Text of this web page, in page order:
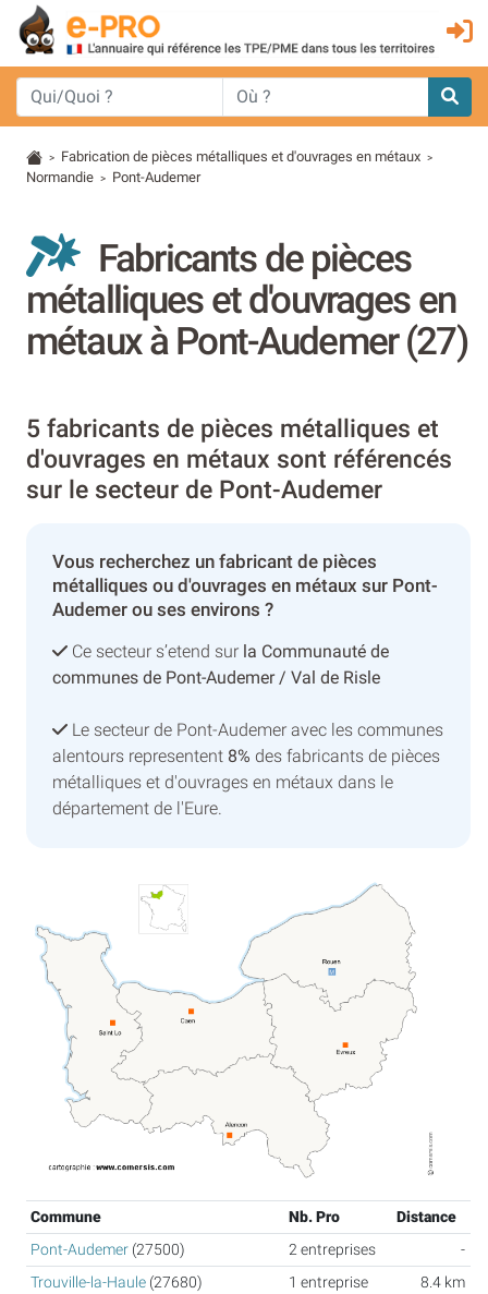
> Fabrication de pièces métalliques et d'ouvrages en métaux >
Normandie > Pont-Audemer
Fabricants de pièces
métalliques et d'ouvrages en
métaux à Pont-Audemer (27)
5 fabricants de pièces métalliques et
d'ouvrages en métaux sont référencés
sur le secteur de Pont-Audemer
Vous recherchez un fabricant de pièces
métalliques ou d'ouvrages en métaux sur Pont-
Audemer ou ses environs ?
Ce secteur s’etend sur la Communauté de
communes de Pont-Audemer / Val de Risle
Le secteur de Pont-Audemer avec les communes
alentours representent 8% des fabricants de pièces
métalliques et d'ouvrages en métaux dans le
département de l'Eure.
Commune Nb. Pro
Distance
Pont-Audemer (27500) 2 entreprises
-
Trouville-la-Haule (27680) 1 entreprise
8.4 km